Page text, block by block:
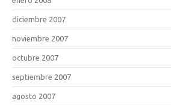
diciembre 2007
noviembre 2007
octubre 2007
septiembre 2007
agosto 2007